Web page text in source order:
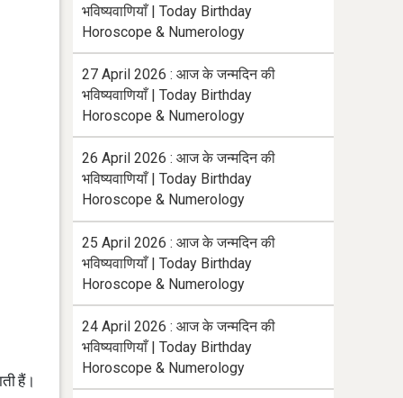
हैं।
भविष्यवाणियाँ | Today Birthday
Horoscope & Numerology
27 April 2026 : आज के जन्मदिन की
भविष्यवाणियाँ | Today Birthday
Horoscope & Numerology
26 April 2026 : आज के जन्मदिन की
भविष्यवाणियाँ | Today Birthday
Horoscope & Numerology
25 April 2026 : आज के जन्मदिन की
भविष्यवाणियाँ | Today Birthday
Horoscope & Numerology
24 April 2026 : आज के जन्मदिन की
भविष्यवाणियाँ | Today Birthday
Horoscope & Numerology